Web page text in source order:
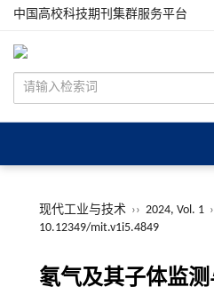
中国高校科技期刊集群服务平台
现代工业与技术 ›› 2024, Vol. 1
10.12349/mit.v1i5.4849
氡气及其子体监